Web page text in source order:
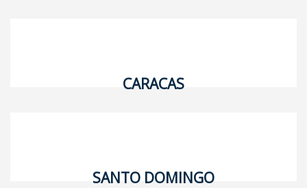
CARACAS
SANTO DOMINGO